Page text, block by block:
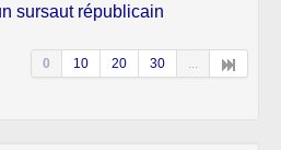
sursaut républicain
0 10 20 30 ...